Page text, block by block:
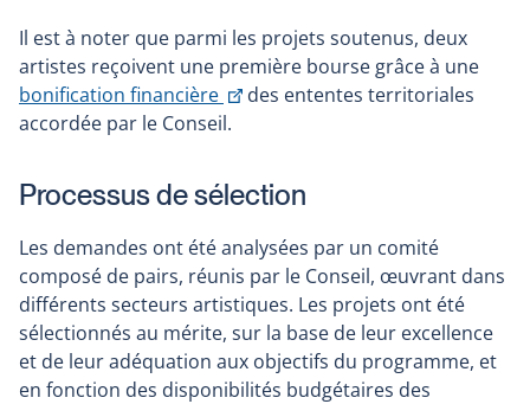
Il est à noter que parmi les projets soutenus, deux
artistes reçoivent une première bourse grâce à une
bonification financière
Ce
dans
une
nouvelle
fenêtre
des ententes territoriales
accordée par le Conseil.
Processus de sélection
Les demandes ont été analysées par un comité
composé de pairs, réunis par le Conseil, œuvrant dans
différents secteurs artistiques. Les projets ont été
sélectionnés au mérite, sur la base de leur excellence
et de leur adéquation aux objectifs du programme, et
en fonction des disponibilités budgétaires des